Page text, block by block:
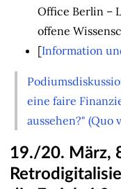
Office Berlin –
offene
[Information
eine faire
aussehen?" (Quo
19./20. März,